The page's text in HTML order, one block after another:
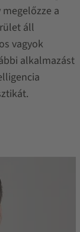
a
áll
vagyok
alkalmazást